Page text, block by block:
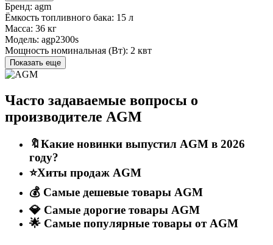
Бренд: agm
Ёмкость топливного бака: 15 л
Масса: 36 кг
Модель: agp2300s
Мощность номинальная (Вт): 2 квт
Показать еще
Часто задаваемые вопросы о
производителе AGM
🔖Какие новинки выпустил AGM в 2026
году?
⭐Хиты продаж AGM
💰 Самые дешевые товары AGM
💎 Самые дорогие товары AGM
🌟 Самые популярные товары от AGM